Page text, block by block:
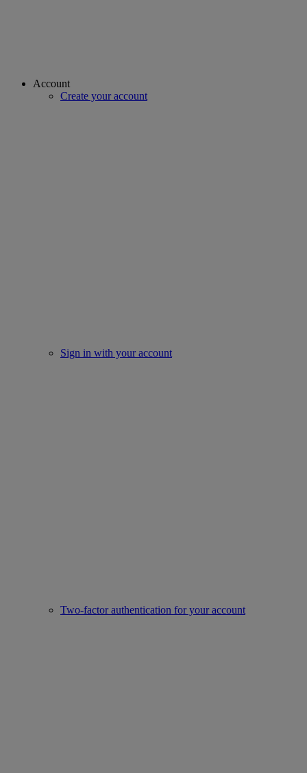
Account
Create your account
Sign in with your account
Two-factor authentication for your account